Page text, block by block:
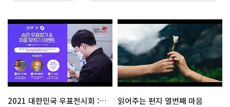
2021 대한민국 우표전시회 : 숨은 우표찾기 & 퍼즐맞추기 읽어주는 편지 열번째 마음